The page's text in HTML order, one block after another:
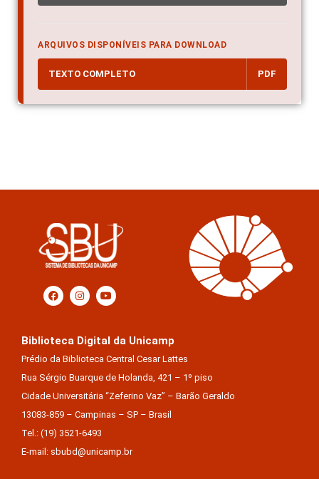
ARQUIVOS DISPONÍVEIS PARA DOWNLOAD
TEXTO COMPLETO PDF
Biblioteca Digital da Unicamp
Prédio da Biblioteca Central Cesar Lattes
Rua Sérgio Buarque de Holanda, 421 – 1º piso
Cidade Universitária “Zeferino Vaz” – Barão Geraldo
13083-859 – Campinas – SP – Brasil
Tel.: (19) 3521-6493
E-mail: sbubd@unicamp.br